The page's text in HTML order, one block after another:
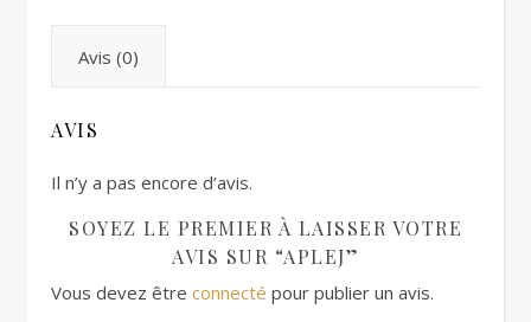
Avis (0)
AVIS
Il n’y a pas encore d’avis.
SOYEZ LE PREMIER À LAISSER VOTRE
AVIS SUR “APLEJ”
Vous devez être connecté pour publier un avis.